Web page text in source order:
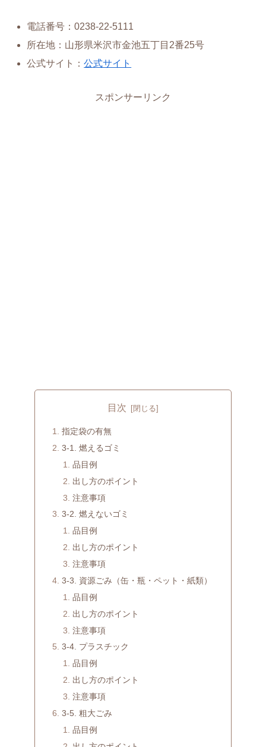
電話番号：0238-22-5111
所在地：山形県米沢市金池五丁目2番25号
公式サイト：公式サイト
スポンサーリンク
目次
指定袋の有無
3-1. 燃えるゴミ
品目例
出し方のポイント
注意事項
3-2. 燃えないゴミ
品目例
出し方のポイント
注意事項
3-3. 資源ごみ（缶・瓶・ペット・紙類）
品目例
出し方のポイント
注意事項
3-4. プラスチック
品目例
出し方のポイント
注意事項
3-5. 粗大ごみ
品目例